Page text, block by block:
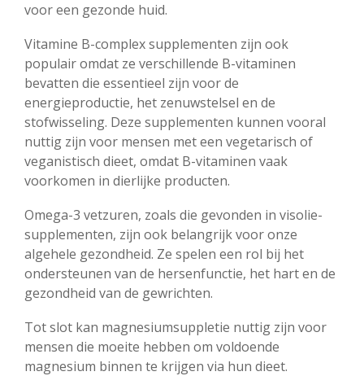
voor een gezonde huid.
Vitamine B-complex supplementen zijn ook
populair omdat ze verschillende B-vitaminen
bevatten die essentieel zijn voor de
energieproductie, het zenuwstelsel en de
stofwisseling. Deze supplementen kunnen vooral
nuttig zijn voor mensen met een vegetarisch of
veganistisch dieet, omdat B-vitaminen vaak
voorkomen in dierlijke producten.
Omega-3 vetzuren, zoals die gevonden in visolie-
supplementen, zijn ook belangrijk voor onze
algehele gezondheid. Ze spelen een rol bij het
ondersteunen van de hersenfunctie, het hart en de
gezondheid van de gewrichten.
Tot slot kan magnesiumsuppletie nuttig zijn voor
mensen die moeite hebben om voldoende
magnesium binnen te krijgen via hun dieet.